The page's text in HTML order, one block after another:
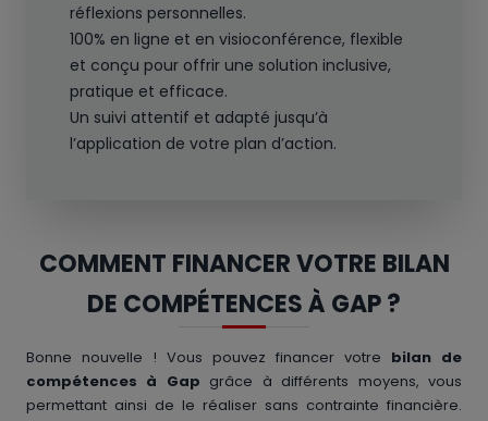
réflexions personnelles.
100% en ligne et en visioconférence, flexible
et conçu pour offrir une solution inclusive,
pratique et efficace.
Un suivi attentif et adapté jusqu’à
l’application de votre plan d’action.
COMMENT FINANCER VOTRE BILAN
DE COMPÉTENCES À GAP ?
Bonne nouvelle ! Vous pouvez financer votre bilan de
compétences à Gap grâce à différents moyens, vous
permettant ainsi de le réaliser sans contrainte financière.